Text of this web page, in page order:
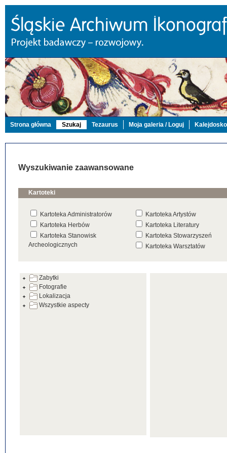
Strona główna Szukaj Tezaurus Moja galeria / Loguj
Wyszukiwanie zaawansowane
Kartoteki
Kartoteka Administratorów
Kartoteka Artystów
Kartoteka Herbów
Kartoteka Literatury
Kartoteka Stanowisk
Archeologicznych
Kartoteka Stowarzyszeń
Kartoteka Warsztatów
Zabytki
Fotografie
Lokalizacja
Wszystkie aspecty